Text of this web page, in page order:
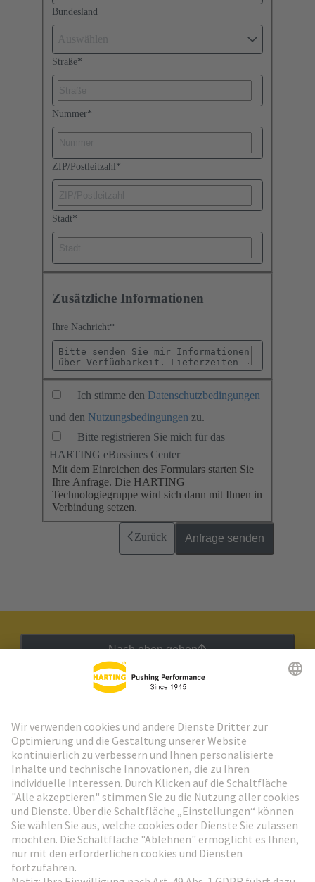
Bundesland
Straße*
Nummer*
ZIP/Postleitzahl *
Stadt*
Zusätzliche Informationen
Ihre Nachricht*
Ich stimme den Datenschutzbedingungen
und den Nutzungsbedingungen zu.
Bitte registrieren Sie mich für das
HARTING eBussines Center
Mit dem Einreichen des Formulars starten Sie
Ihre Anfrage. Die HARTING
Technologiegruppe wird sich dann mit Ihnen in
Verbindung setzen.
Zurück Anfrage senden
Nach oben gehen
Weiter zur Anmeldung
Social Media